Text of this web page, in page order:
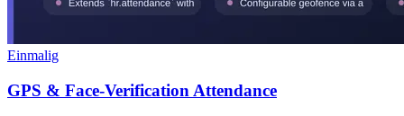
Einmalig
GPS & Face-Verification Attendance